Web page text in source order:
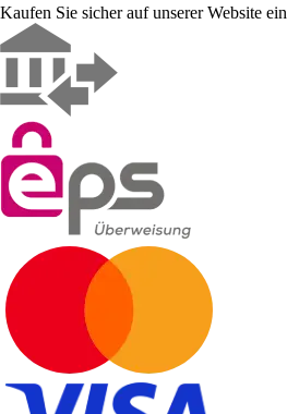
Kaufen Sie sicher auf unserer Website ein